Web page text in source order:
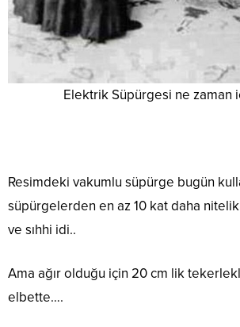
Elektrik Süpürgesi ne zaman
Resimdeki vakumlu süpürge bugün
süpürgelerden en az 10 kat daha
ve sıhhi idi..
Ama ağır olduğu için 20 cm lik
elbette….